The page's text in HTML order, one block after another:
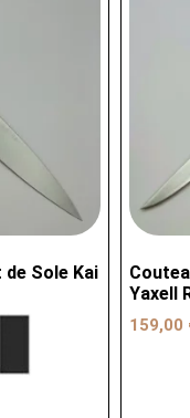
Sole Kai
Yaxell
159,00